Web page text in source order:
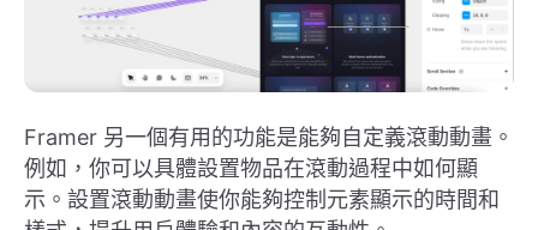
Framer 另一個有用的功能是能夠自定義滾動動畫。
例如，你可以具體設置物品在滾動過程中如何顯
示。設置滾動動畫使你能夠控制元素顯示的時間和